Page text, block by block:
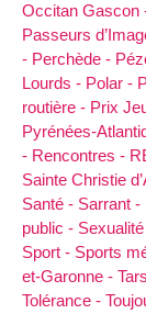
Occitan Gascon
Passeurs
- Perchède -
Lourds - Polar -
routière - Prix
Pyrénées-
- Rencontres -
Sainte Christie
Santé - Sarrant -
public -
Sport - Sports
et-Garonne -
Tolérance -